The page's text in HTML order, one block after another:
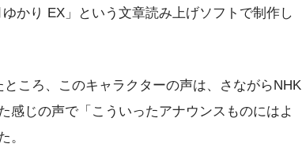
かり EX」という文章読み上げソフトで制作し
ころ、このキャラクターの声は、さながらNHK
感じの声で「こういったアナウンスものにはよ
。